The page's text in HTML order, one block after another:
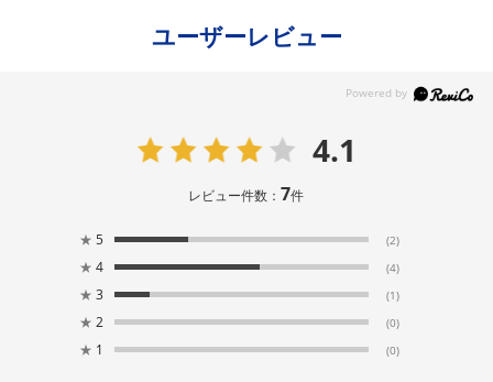
ユーザーレビュー
4.1
レビュー件数：7件
★ 5 (2)
★ 4 (4)
★ 3 (1)
★ 2 (0)
★ 1 (0)